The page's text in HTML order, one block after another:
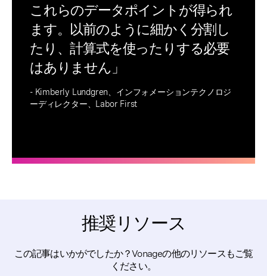
これらのデータポイントが得られ
ます。以前のように細かく分割し
たり、計算式を使ったりする必要
はありません」
- Kimberly Lundgren、インフォメーションテクノロジ
ーディレクター、Labor First
推奨リソース
この記事はいかがでしたか？Vonageの他のリソースもご覧
ください。